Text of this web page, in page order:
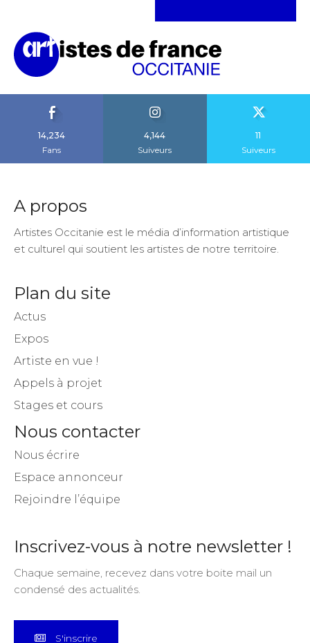
14,234
Fans
4,144
Suiveurs
11
Suiveurs
A propos
Artistes Occitanie est le média d’information artistique
et culturel qui soutient les artistes de notre territoire.
Plan du site
Actus
Expos
Artiste en vue !
Appels à projet
Stages et cours
Nous contacter
Nous écrire
Espace annonceur
Rejoindre l’équipe
Inscrivez-vous à notre newsletter !
Chaque semaine, recevez dans votre boite mail un
condensé des actualités.
S'inscrire